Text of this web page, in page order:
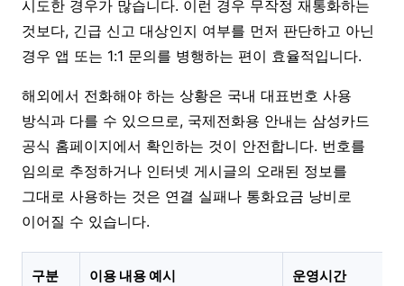
시도한 경우가 많습니다. 이런 경우 무작정 재통화하는
것보다, 긴급 신고 대상인지 여부를 먼저 판단하고 아닌
경우 앱 또는 1:1 문의를 병행하는 편이 효율적입니다.
해외에서 전화해야 하는 상황은 국내 대표번호 사용
방식과 다를 수 있으므로, 국제전화용 안내는 삼성카드
공식 홈페이지에서 확인하는 것이 안전합니다. 번호를
임의로 추정하거나 인터넷 게시글의 오래된 정보를
그대로 사용하는 것은 연결 실패나 통화요금 낭비로
이어질 수 있습니다.
구분 이용 내용 예시 운영시간